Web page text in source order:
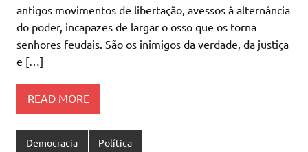
antigos movimentos de libertação, avessos à alternância
do poder, incapazes de largar o osso que os torna
senhores feudais. São os inimigos da verdade, da justiça
e […]
READ MORE
Democracia Política